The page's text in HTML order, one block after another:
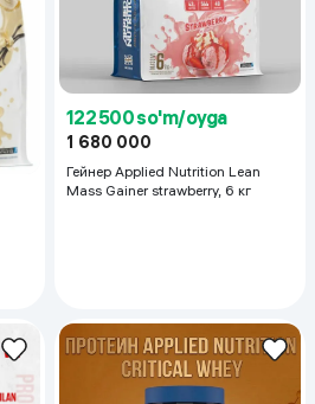
122 500 so'm/oyga
1 680 000
Гейнер Applied Nutrition Lean
Mass Gainer strawberry, 6 кг